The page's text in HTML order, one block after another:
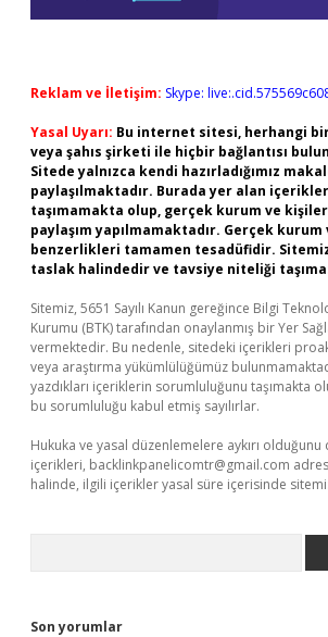
Reklam ve İletişim: Skype:
Yasal Uyarı: Bu internet sitesi, herhangi
veya şahıs şirketi ile hiçbir bağlantısı
Sitede yalnızca kendi hazırladığımız
paylaşılmaktadır. Burada yer alan
taşımamakta olup, gerçek kurum ve
paylaşım yapılmamaktadır. Gerçek
benzerlikleri tamamen tesadüfidir.
taslak halindedir ve tavsiye niteliği
Sitemiz, 5651 Sayılı Kanun gereğince Bilgi
Kurumu (BTK) tarafından onaylanmış bir Yer
vermektedir. Bu nedenle, sitedeki içerikleri
veya araştırma yükümlülüğümüz
yazdıkları içeriklerin sorumluluğunu taşımakta
bu sorumluluğu kabul etmiş sayılırlar.
Hukuka ve yasal düzenlemelere aykırı
içerikleri, backlinkpanelicomtr@gmail.com
halinde, ilgili içerikler yasal süre içerisinde
Son yorumlar